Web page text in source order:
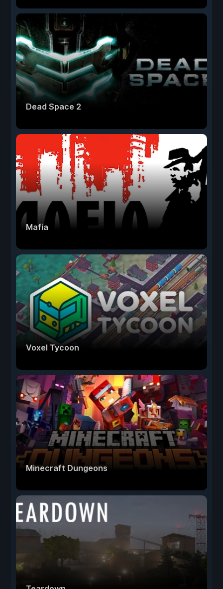
Dead Space 2
Mafia
Voxel Tycoon
Minecraft Dungeons